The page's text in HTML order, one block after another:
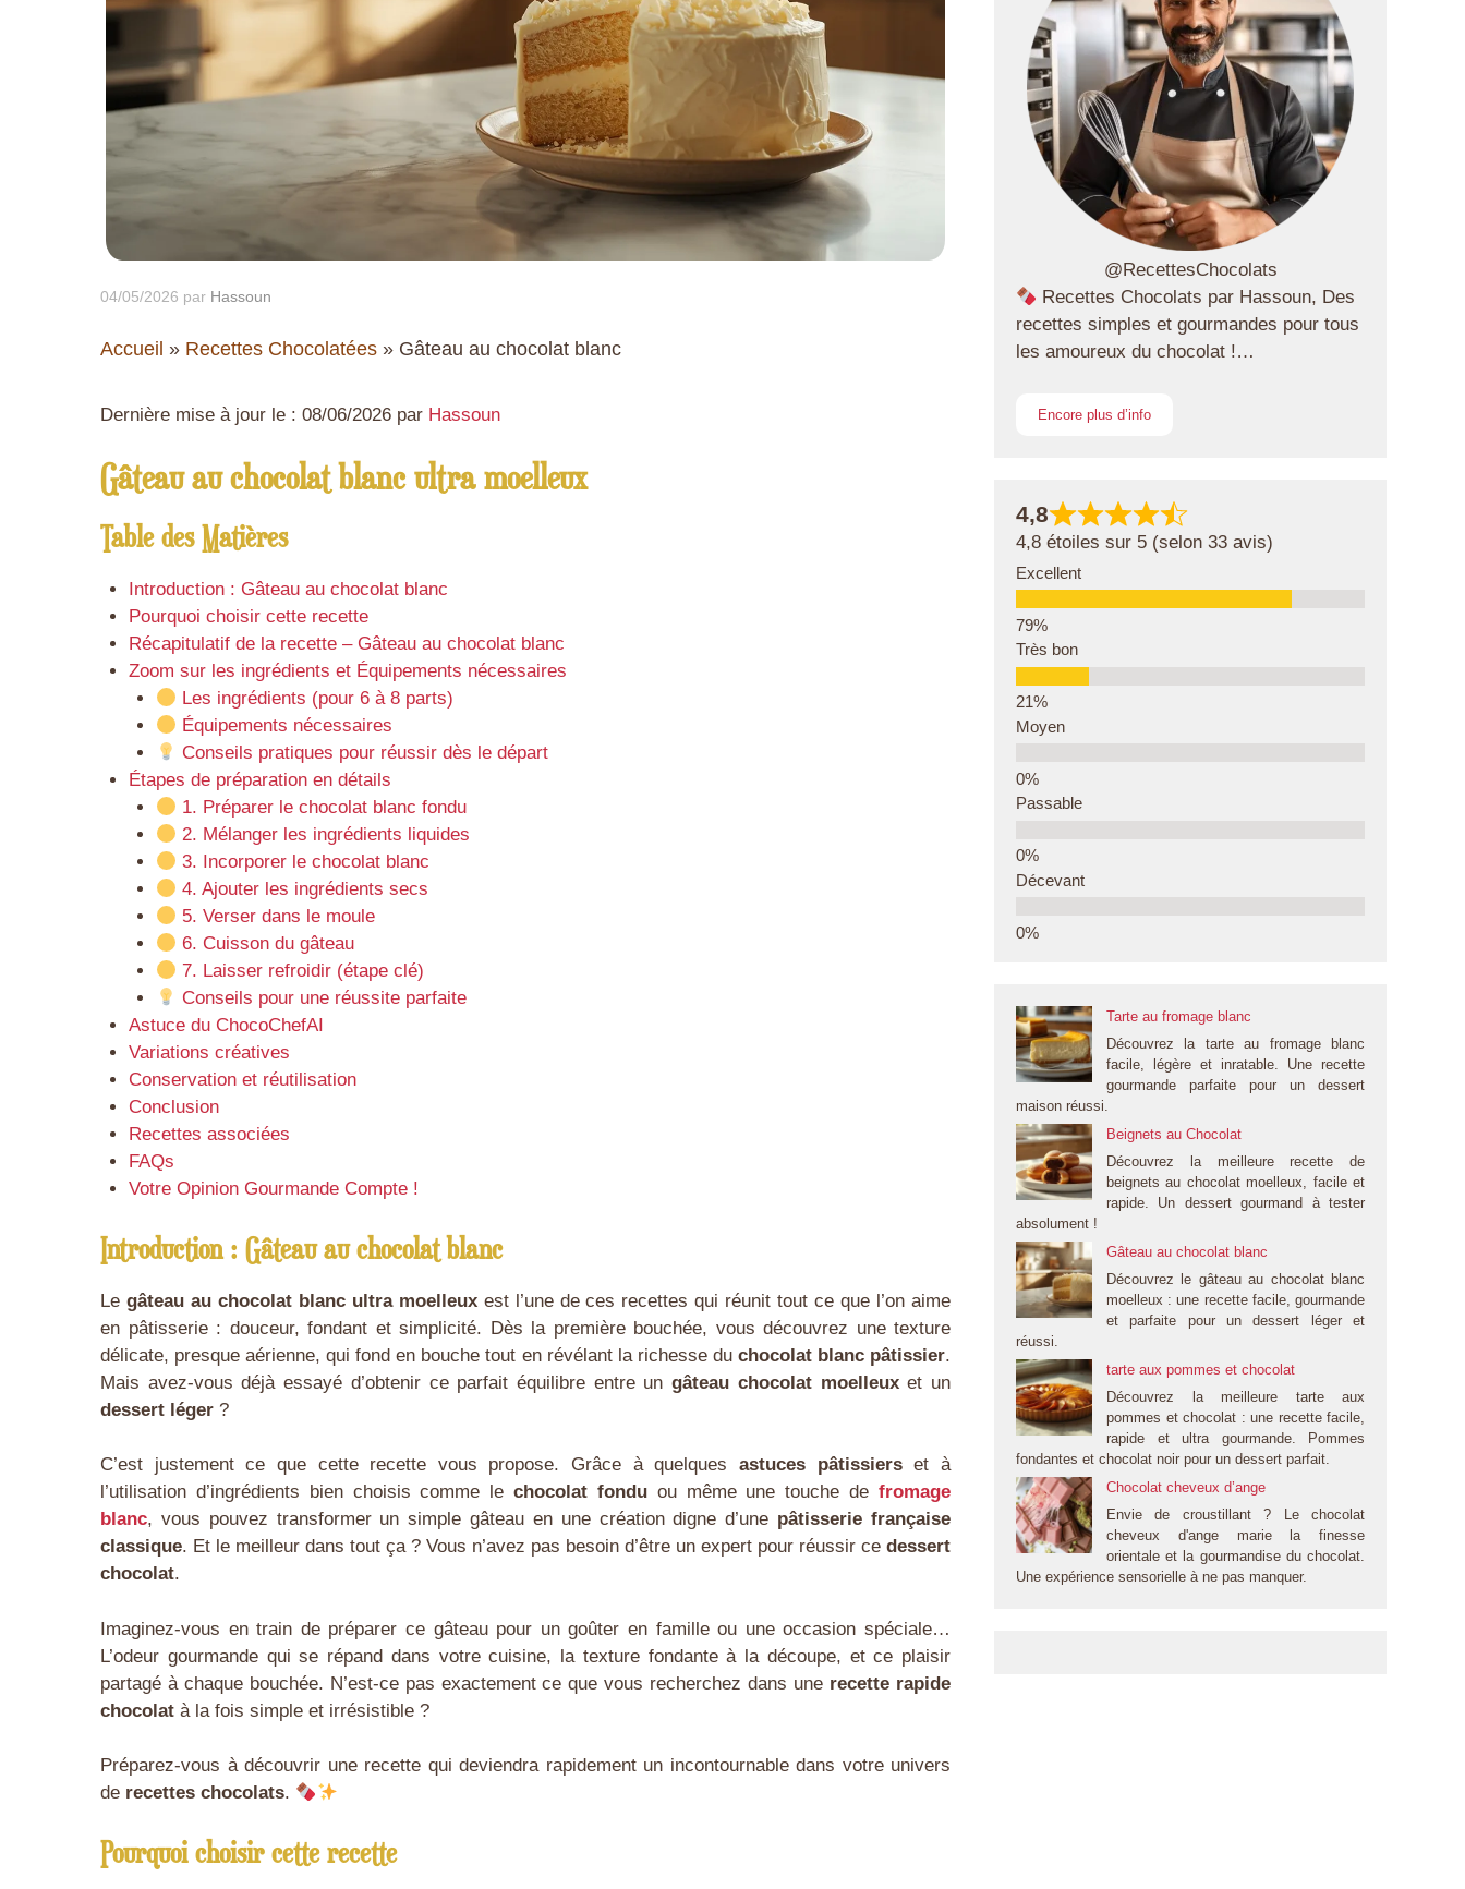
04/05/2026 par Hassoun
Accueil » Recettes Chocolatées » Gâteau au chocolat blanc
Dernière mise à jour le : 08/06/2026 par Hassoun
Gâteau au chocolat blanc ultra moelleux
Table des Matières
Introduction : Gâteau au chocolat blanc
Pourquoi choisir cette recette
Récapitulatif de la recette – Gâteau au chocolat blanc
Zoom sur les ingrédients et Équipements nécessaires
Les ingrédients (pour 6 à 8 parts)
Équipements nécessaires
Conseils pratiques pour réussir dès le départ
Étapes de préparation en détails
1. Préparer le chocolat blanc fondu
2. Mélanger les ingrédients liquides
3. Incorporer le chocolat blanc
4. Ajouter les ingrédients secs
5. Verser dans le moule
6. Cuisson du gâteau
7. Laisser refroidir (étape clé)
Conseils pour une réussite parfaite
Astuce du ChocoChefAI
Variations créatives
Conservation et réutilisation
Conclusion
Recettes associées
FAQs
Votre Opinion Gourmande Compte !
Introduction : Gâteau au chocolat blanc
Le gâteau au chocolat blanc ultra moelleuxest l’une de ces recettes qui réunit tout ce que l’on aime
en pâtisserie : douceur, fondant et simplicité. Dès la première bouchée, vous découvrez une texture
délicate, presque aérienne, qui fond en bouche tout en révélant la richesse du chocolat blanc pâtissier.
Mais avez-vous déjà essayé d’obtenir ce parfait équilibre entre ungâteau chocolat moelleuxet un
dessert léger ?
C’est justement ce que cette recette vous propose. Grâce à quelquesastuces pâtissierset à
l’utilisation d’ingrédients bien choisis comme lechocolat fonduou même une touche defromage
blanc, vous pouvez transformer un simple gâteau en une création digne d’une pâtisserie française
classique. Et le meilleur dans tout ça ? Vous n’avez pas besoin d’être un expert pour réussir ce dessert
chocolat.
Imaginez-vous en train de préparer ce gâteau pour un goûter en famille ou une occasion spéciale…
L’odeur gourmande qui se répand dans votre cuisine, la texture fondante à la découpe, et ce plaisir
partagé à chaque bouchée. N’est-ce pas exactement ce que vous recherchez dans une recette rapide
chocolat à la fois simple et irrésistible ?
Préparez-vous à découvrir une recette qui deviendra rapidement un incontournable dans votre univers
de recettes chocolats.
Pourquoi choisir cette recette
@RecettesChocolats
Recettes Chocolats par Hassoun, Des
recettes simples et gourmandes pour tous
les amoureux du chocolat !…
Encore plus d’info
4,8
4,8 étoiles sur 5 (selon 33 avis)
Excellent
Très bon
Moyen
Passable
Décevant
Tarte au fromage blanc
Découvrez la tarte au fromage blanc
facile, légère et inratable. Une recette
gourmande parfaite pour un dessert
maison réussi.
Beignets au Chocolat
Découvrez la meilleure recette de
beignets au chocolat moelleux, facile et
rapide. Un dessert gourmand à tester
absolument !
Gâteau au chocolat blanc
Découvrez le gâteau au chocolat blanc
moelleux : une recette facile, gourmande
et parfaite pour un dessert léger et
réussi.
tarte aux pommes et chocolat
Découvrez la meilleure tarte aux
pommes et chocolat : une recette facile,
rapide et ultra gourmande. Pommes
fondantes et chocolat noir pour un dessert parfait.
Chocolat cheveux d’ange
Envie de croustillant ? Le chocolat
cheveux d'ange marie la finesse
orientale et la gourmandise du chocolat.
Une expérience sensorielle à ne pas manquer.